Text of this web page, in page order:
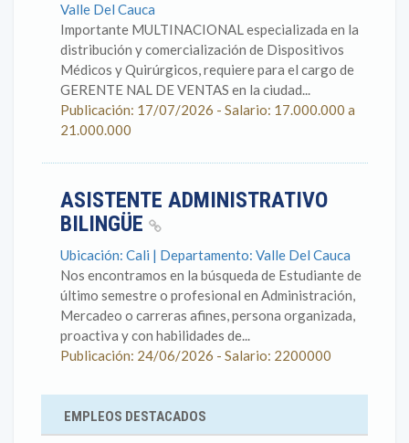
Valle Del Cauca
Importante MULTINACIONAL especializada en la
distribución y comercialización de Dispositivos
Médicos y Quirúrgicos, requiere para el cargo de
GERENTE NAL DE VENTAS en la ciudad...
Publicación: 17/07/2026 - Salario: 17.000.000 a
21.000.000
ASISTENTE ADMINISTRATIVO
BILINGÜE
Ubicación: Cali | Departamento: Valle Del Cauca
Nos encontramos en la búsqueda de Estudiante de
último semestre o profesional en Administración,
Mercadeo o carreras afines, persona organizada,
proactiva y con habilidades de...
Publicación: 24/06/2026 - Salario: 2200000
EMPLEOS DESTACADOS